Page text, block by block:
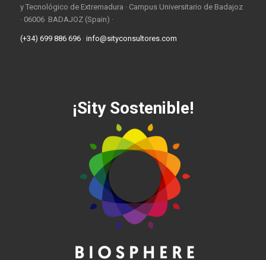
y Tecnológico de Extremadura · Campus Universitario de Badajoz
· 06006 BADAJOZ (Spain) ·
(+34) 699 886 696· info@sityconsultores.com
¡Sity Sostenible!